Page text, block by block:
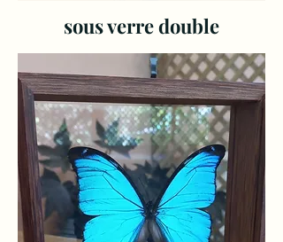
sous verre double